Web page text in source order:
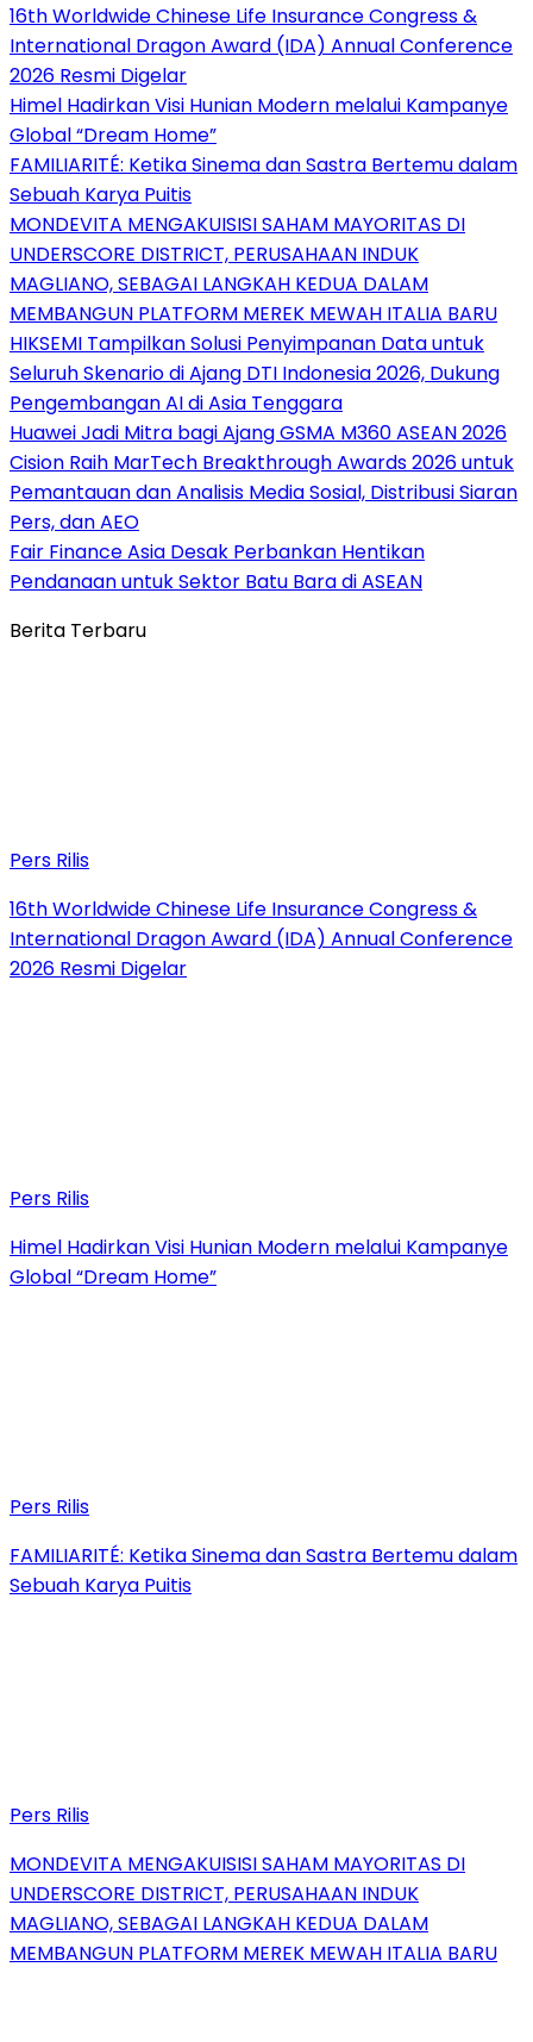
16th Worldwide Chinese Life Insurance Congress &
International Dragon Award (IDA) Annual Conference
2026 Resmi Digelar
Himel Hadirkan Visi Hunian Modern melalui Kampanye
Global “Dream Home”
FAMILIARITÉ: Ketika Sinema dan Sastra Bertemu dalam
Sebuah Karya Puitis
MONDEVITA MENGAKUISISI SAHAM MAYORITAS DI
UNDERSCORE DISTRICT, PERUSAHAAN INDUK
MAGLIANO, SEBAGAI LANGKAH KEDUA DALAM
MEMBANGUN PLATFORM MEREK MEWAH ITALIA BARU
HIKSEMI Tampilkan Solusi Penyimpanan Data untuk
Seluruh Skenario di Ajang DTI Indonesia 2026, Dukung
Pengembangan AI di Asia Tenggara
Huawei Jadi Mitra bagi Ajang GSMA M360 ASEAN 2026
Cision Raih MarTech Breakthrough Awards 2026 untuk
Pemantauan dan Analisis Media Sosial, Distribusi Siaran
Pers, dan AEO
Fair Finance Asia Desak Perbankan Hentikan
Pendanaan untuk Sektor Batu Bara di ASEAN
Berita Terbaru
Pers Rilis
16th Worldwide Chinese Life Insurance Congress &
International Dragon Award (IDA) Annual Conference
2026 Resmi Digelar
Pers Rilis
Himel Hadirkan Visi Hunian Modern melalui Kampanye
Global “Dream Home”
Pers Rilis
FAMILIARITÉ: Ketika Sinema dan Sastra Bertemu dalam
Sebuah Karya Puitis
Pers Rilis
MONDEVITA MENGAKUISISI SAHAM MAYORITAS DI
UNDERSCORE DISTRICT, PERUSAHAAN INDUK
MAGLIANO, SEBAGAI LANGKAH KEDUA DALAM
MEMBANGUN PLATFORM MEREK MEWAH ITALIA BARU